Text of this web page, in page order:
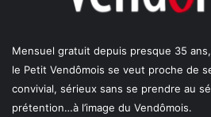
Mensuel gratuit depuis presque 35
le Petit Vendômois se veut proche de
convivial, sérieux sans se prendre au
prétention…à l’image du Vendômois.